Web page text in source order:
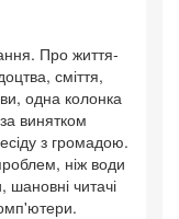
Про життя-
сміття,
одна колонка
винятком
з громадою.
ніж води
шановні читачі